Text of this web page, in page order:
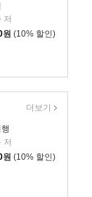
저
원 (10% 할인)
저
원 (10% 할인)
더보기